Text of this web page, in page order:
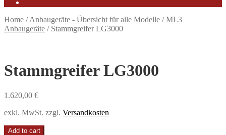
Home /Anbaugeräte - Übersicht für alle Modelle /ML3
Anbaugeräte / Stammgreifer LG3000
Stammgreifer LG3000
1.620,00 €
exkl. MwSt. zzgl. Versandkosten
Add to cart